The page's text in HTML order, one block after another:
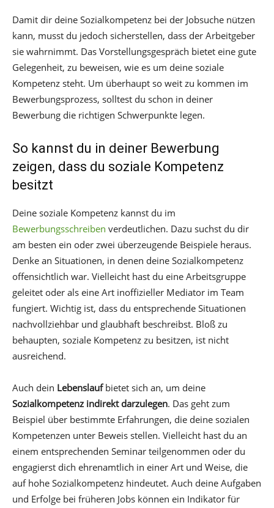
Damit dir deine Sozialkompetenz bei der Jobsuche nützen
kann, musst du jedoch sicherstellen, dass der Arbeitgeber
sie wahrnimmt. Das Vorstellungsgespräch bietet eine gute
Gelegenheit, zu beweisen, wie es um deine soziale
Kompetenz steht. Um überhaupt so weit zu kommen im
Bewerbungsprozess, solltest du schon in deiner
Bewerbung die richtigen Schwerpunkte legen.
So kannst du in deiner Bewerbung
zeigen, dass du soziale Kompetenz
besitzt
Deine soziale Kompetenz kannst du im
Bewerbungsschreiben verdeutlichen. Dazu suchst du dir
am besten ein oder zwei überzeugende Beispiele heraus.
Denke an Situationen, in denen deine Sozialkompetenz
offensichtlich war. Vielleicht hast du eine Arbeitsgruppe
geleitet oder als eine Art inoffizieller Mediator im Team
fungiert. Wichtig ist, dass du entsprechende Situationen
nachvollziehbar und glaubhaft beschreibst. Bloß zu
behaupten, soziale Kompetenz zu besitzen, ist nicht
ausreichend.
Auch dein Lebenslaufbietet sich an, um deine
Sozialkompetenz indirekt darzulegen. Das geht zum
Beispiel über bestimmte Erfahrungen, die deine sozialen
Kompetenzen unter Beweis stellen. Vielleicht hast du an
einem entsprechenden Seminar teilgenommen oder du
engagierst dich ehrenamtlich in einer Art und Weise, die
auf hohe Sozialkompetenz hindeutet. Auch deine Aufgaben
und Erfolge bei früheren Jobs können ein Indikator für